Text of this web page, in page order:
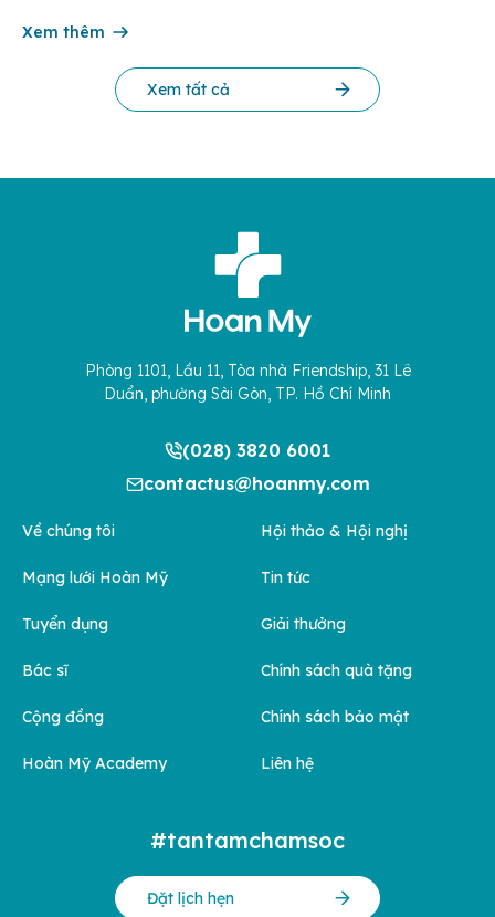
nước: Công ty Cổ phần cấp nước Nghệ An […]
Xem thêm
Xem tất cả
Phòng 1101, Lầu 11, Tòa nhà Friendship, 31 Lê
Duẩn, phường Sài Gòn, TP. Hồ Chí Minh
(028) 3820 6001
contactus@hoanmy.com
Về chúng tôi
Mạng lưới Hoàn Mỹ
Tuyển dụng
Bác sĩ
Cộng đồng
Hoàn Mỹ Academy
Hội thảo & Hội nghị
Tin tức
Giải thưởng
Chính sách quà tặng
Chính sách bảo mật
Liên hệ
#tantamchamsoc
Đặt lịch hẹn